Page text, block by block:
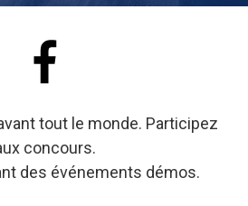
tout le monde. Participez
concours.
des événements démos.